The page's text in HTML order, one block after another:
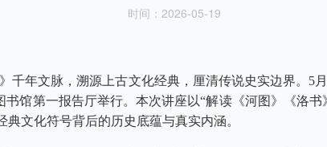
时间：2026-05-19
千年文脉，溯源上古文化经典，厘清传说史实边界。5
书馆第一报告厅举行。本次讲座以“解读《河图》《洛
文化符号背后的历史底蕴与真实内涵。